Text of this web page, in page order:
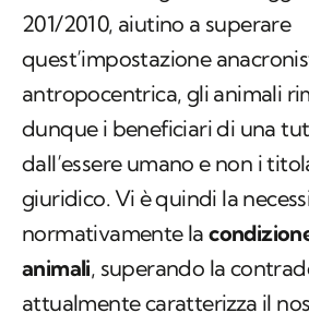
201/2010, aiutino a superare
quest’impostazione
antropocentrica, gli animali
dunque i beneficiari di una
dall’essere umano e non i
giuridico. Vi è quindi la
normativamente la
animali, superando la
attualmente caratterizza il